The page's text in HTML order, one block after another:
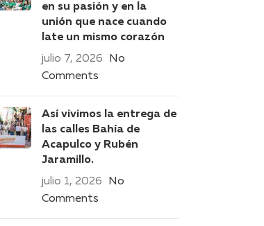
en su pasión y en la
unión que nace cuando
late un mismo corazón
julio 7, 2026
No
Comments
Así vivimos la entrega de
las calles Bahía de
Acapulco y Rubén
Jaramillo.
julio 1, 2026
No
Comments